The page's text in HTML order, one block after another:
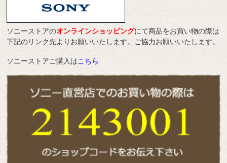
ソニーストアのオンラインショッピングにて商品をお買い物の際は
下記のリンク先よりお願いいたします。ご協力お願いいたします。
ソニーストアご購入はこちら